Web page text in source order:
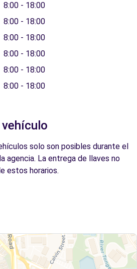
8:00 - 18:00
8:00 - 18:00
8:00 - 18:00
8:00 - 18:00
8:00 - 18:00
8:00 - 18:00
solo son posibles durante el
agencia. La entrega de llaves no
estos horarios.